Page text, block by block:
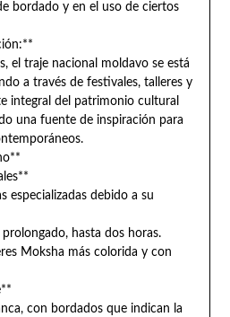
bordado y en el uso de ciertos
el traje nacional moldavo se está
a través de festivales, talleres y
integral del patrimonio cultural
una fuente de inspiración para
especializadas debido a su
hasta dos horas.
Moksha más colorida y con
con bordados que indican la